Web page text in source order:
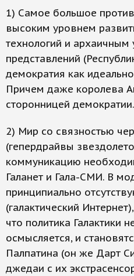
1) Самое большое
высоким уровнем
технологий и
представлений
демократия как
Причем даже королева
сторонницей демократии.
2) Мир со связностью
(гепердрайвы
коммуникацию
Галанет и Гала-СМИ. В
принципиально
(галактический
что политика Галактики
осмысляется, и
Палпатина (он же Дарт
джедаи с их